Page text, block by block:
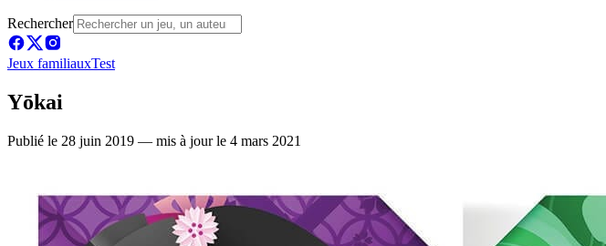
Rechercher
Jeux familiauxTest
Yōkai
Publié le 28 juin 2019 — mis à jour le 4 mars 2021